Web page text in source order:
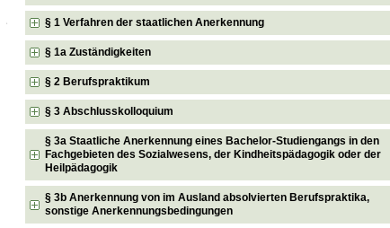
§ 1 Verfahren der staatlichen Anerkennung
§ 1a Zuständigkeiten
§ 2 Berufspraktikum
§ 3 Abschlusskolloquium
§ 3a Staatliche Anerkennung eines Bachelor-Studiengangs in den
Fachgebieten des Sozialwesens, der Kindheitspädagogik oder der
Heilpädagogik
§ 3b Anerkennung von im Ausland absolvierten Berufspraktika,
sonstige Anerkennungsbedingungen